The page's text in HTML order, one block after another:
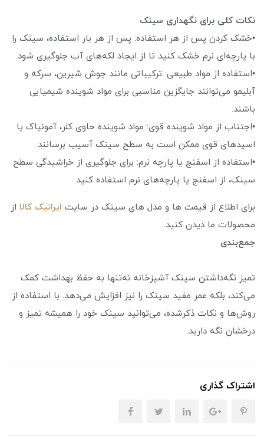
نکات کلی برای نگهداری سینک
•خشک کردن پس از هر استفاده: پس از هر بار استفاده، سینک را
با پارچه‌ای نرم خشک کنید تا از ایجاد لکه‌های آب جلوگیری شود.
•استفاده از مواد طبیعی: ترکیباتی مانند جوش شیرین، سرکه و
آبلیمو می‌توانند جایگزین مناسبی برای مواد شوینده شیمیایی
باشند.
•اجتناب از مواد شوینده قوی: مواد شوینده حاوی کلر، آمونیاک یا
اسیدهای قوی ممکن است به سطح سینک آسیب برسانند.
•استفاده از اسفنج یا پارچه نرم: برای جلوگیری از خراشیدگی سطح
سینک، از اسفنج یا پارچه‌های نرم استفاده کنید.
برای اطلاع از قیمت ها و مدل های سینک در سایت ایرانیک کالا از
محصولات ما دیدن کنید.
جمع‌بندی
تمیز نگه‌داشتن سینک آشپزخانه نه‌تنها به حفظ بهداشت کمک
می‌کند، بلکه عمر مفید سینک را نیز افزایش می‌دهد. با استفاده از
روش‌ها و نکات ذکرشده، می‌توانید سینک خود را همیشه تمیز و
درخشان نگه دارید.
اشتراک گذاری